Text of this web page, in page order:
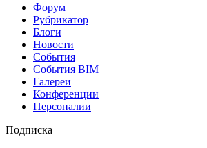
Форум
Рубрикатор
Блоги
Новости
События
События BIM
Галереи
Конференции
Персоналии
Подписка